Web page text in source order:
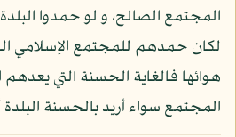
المجتمع الصالح، و لو حمدوا البلدة
لكان حمدهم للمجتمع الإسلامي
هوائها فالغاية الحسنة التي يعدهم
المجتمع سواء أريد بالحسنة البلدة